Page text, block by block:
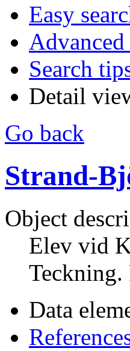
Easy
Advanced
Search
Detail
Go back
Strand-
Object
Elev vid
Data